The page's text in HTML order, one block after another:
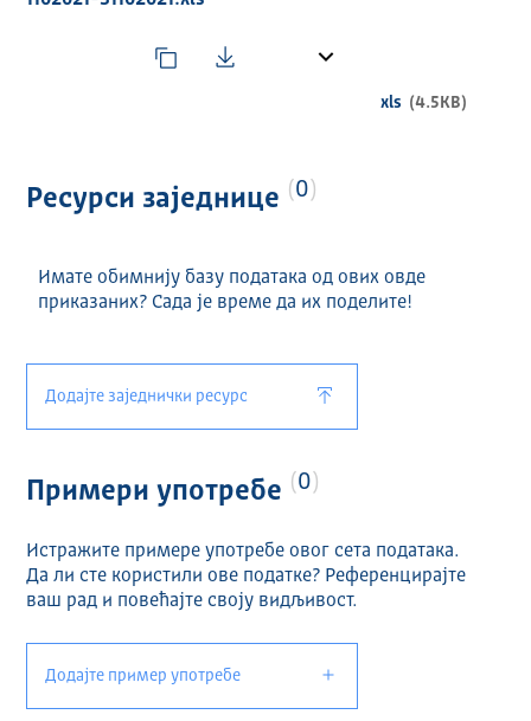
xls (4.5KB)
Ресурси заједнице 0
Имате обимнију базу података од ових овде
приказаних? Сада је време да их поделите!
Додајте заједнички ресурс
Примери употребе 0
Истражите примере употребе овог сета података.
Да ли сте користили ове податке? Референцирајте
ваш рад и повећајте своју видљивост.
Додајте пример употребе